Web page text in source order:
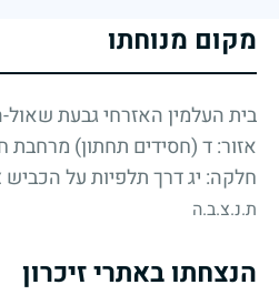
מקום מנוחתו
בית העלמין האזרחי גבעת
אזור: ד (חסידים תחתון) מרחבת
חלקה: יג דרך תלפיות על
ת.נ.צ.ב.ה
הנצחתו באתרי זיכרון